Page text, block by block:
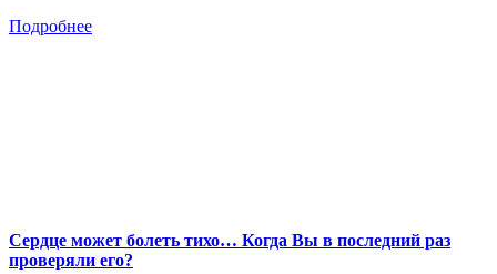
Подробнее
Сердце может болеть тихо… Когда Вы в последний раз
проверяли его?